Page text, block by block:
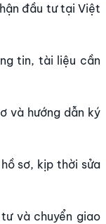
đầu tư tại Việt
tin, tài liệu cần
và hướng dẫn ký
sơ, kịp thời sửa
và chuyển giao